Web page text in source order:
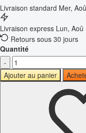
Livraison standard Mer,
Livraison express Lun, Aoû
Retours sous 30 jours
Quantité
-
Ajouter au panier